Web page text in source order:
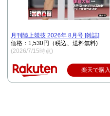
月刊陸上競技 2026年 8月号 [雑誌]
価格：1,530円（税込、送料無料)
(2026/7/15時点)
楽天で購入